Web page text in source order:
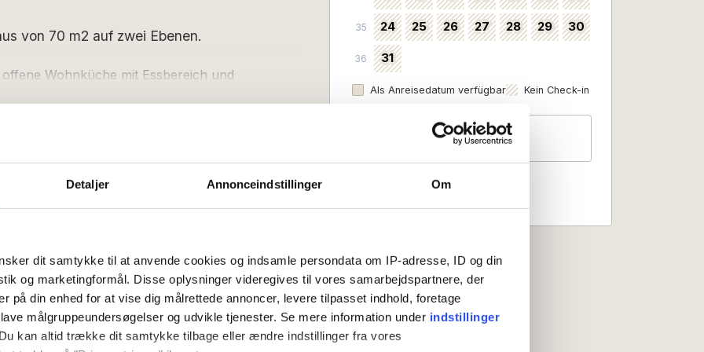
Detaljer Annonceindstillinger Om
dit samtykke til at anvende cookies og indsamle persondata om IP-adresse, ID og din
og marketingformål. Disse oplysninger videregives til vores samarbejdspartnere, der
på din enhed for at vise dig målrettede annoncer, levere tilpasset indhold, foretage
målgruppeundersøgelser og udvikle tjenester. Se mere information under indstillinger
kan altid trække dit samtykke tilbage eller ændre indstillinger fra vores
von 70 m2 auf zwei Ebenen.
Wohnküche mit Essbereich und
eine Kaffeemaschine,
überdachten Terrasse mit Grill, die
aus hat man Zugang zu zwei
einem Badezimmer mit Dusche, WC
einer weichen Sofaecke (1
bietet. Von diesem Wohnzimmer
Balkon, der Sie zu Momenten im
Sonntag
Anreisetag
(Nebensaison):
Flexibel
15:00 Check-out (spätestens): 10:00
35 24 25 26 27 28 29 30
36 31
Als Anreisedatum verfügbar Kein Check-in